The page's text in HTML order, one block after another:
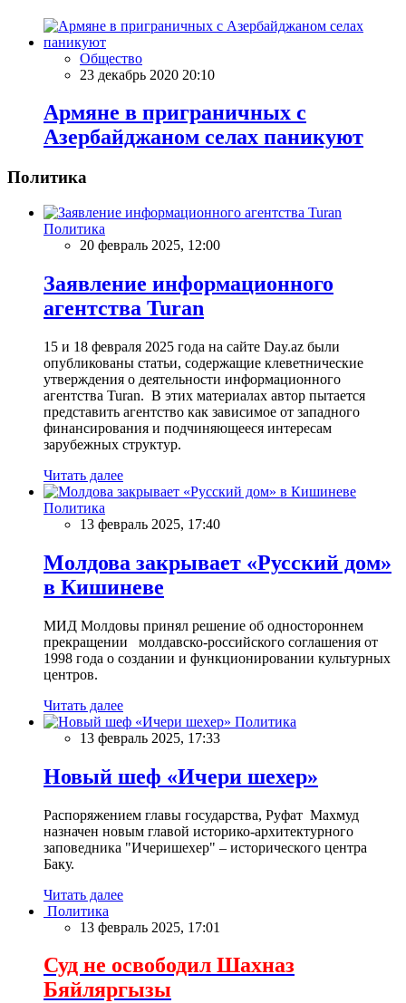
Общество
23 декабрь 2020 20:10
Армяне в приграничных с
Азербайджаном селах паникуют
Политика
Политика
20 февраль 2025, 12:00
Заявление информационного
агентства Turan
15 и 18 февраля 2025 года на сайте Day.az были
опубликованы статьи, содержащие клеветнические
утверждения о деятельности информационного
агентства Turan. В этих материалах автор пытается
представить агентство как зависимое от западного
финансирования и подчиняющееся интересам
зарубежных структур.
Читать далее
Политика
13 февраль 2025, 17:40
Молдова закрывает «Русский дом»
в Кишиневе
МИД Молдовы принял решение об одностороннем
прекращении молдавско-российского соглашения от
1998 года о создании и функционировании культурных
центров.
Читать далее
Политика
13 февраль 2025, 17:33
Новый шеф «Ичери шехер»
Распоряжением главы государства, Руфат Махмуд
назначен новым главой историко-архитектурного
заповедника "Ичеришехер" – исторического центра
Баку.
Читать далее
Политика
13 февраль 2025, 17:01
Суд не освободил Шахназ
Бяйляргызы